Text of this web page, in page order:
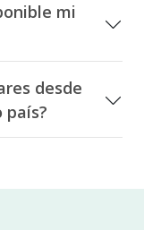
mi
desde
país?